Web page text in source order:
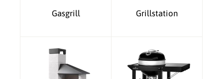
Gasgrill Grillstation